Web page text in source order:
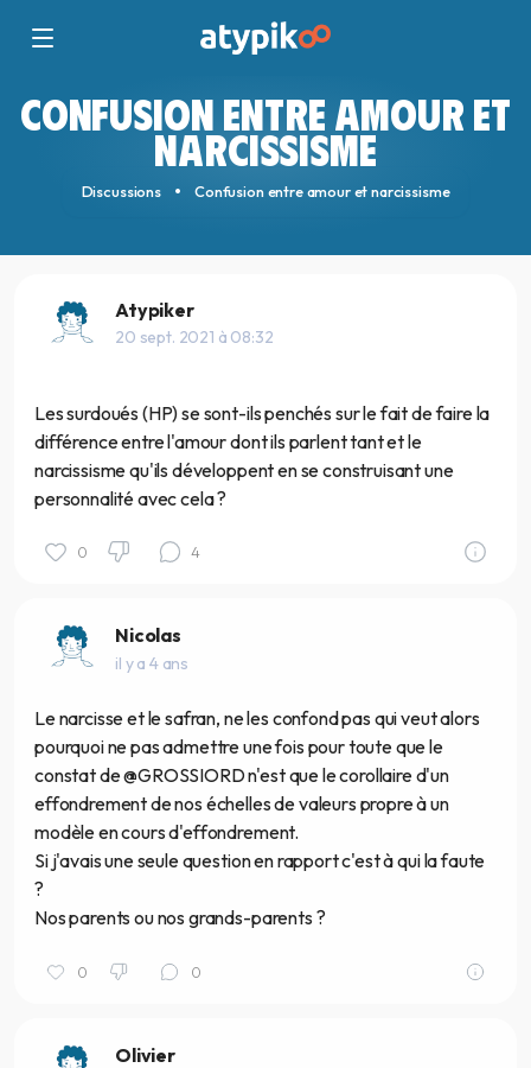
CONFUSION ENTRE AMOUR ET
NARCISSISME
Discussions Confusion entre amour et narcissisme
Atypiker
20 sept. 2021 à 08:32
Les surdoués (HP) se sont-ils penchés sur le fait de faire la
différence entre l'amour dont ils parlent tant et le
narcissisme qu'ils développent en se construisant une
personnalité avec cela ?
0 4
Nicolas
il y a 4 ans
Le narcisse et le safran, ne les confond pas qui veut alors
pourquoi ne pas admettre une fois pour toute que le
constat de @GROSSIORD n'est que le corollaire d'un
effondrement de nos échelles de valeurs propre à un
modèle en cours d'effondrement.
Si j'avais une seule question en rapport c'est à qui la faute
?
Nos parents ou nos grands-parents ?
0 0
Olivier